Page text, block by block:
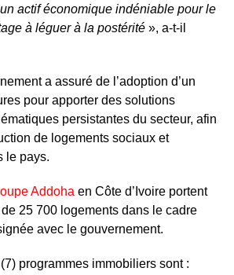
actif économique indéniable pour le
à léguer à la postérité», a-t-il
a assuré de l’adoption d’un
pour apporter des solutions
persistantes du secteur, afin
de logements sociaux et
le pays.
Addoha en Côte d’Ivoire portent
25 700 logements dans le cadre
avec le gouvernement.
programmes immobiliers sont :